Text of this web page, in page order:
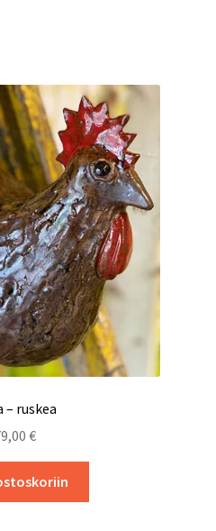
– ruskea
€